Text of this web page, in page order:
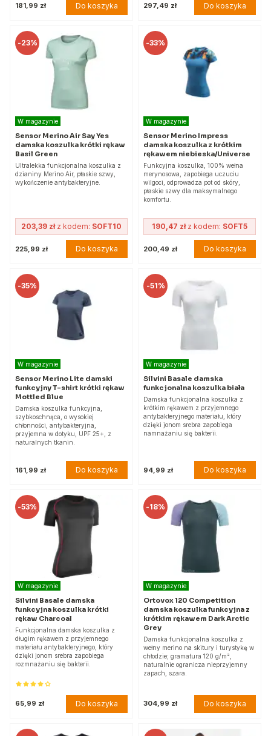
181,99 zł Do koszyka 297,49 zł Do koszyka
-23%
W magazynie
Sensor Merino Air Say Yes
damska koszulka krótki rękaw
Basil Green
Ultralekka funkcjonalna koszulka z
dzianiny Merino Air, płaskie szwy,
wykończenie antybakteryjne.
203,39 złz kodem: SOFT10
225,99 zł Do koszyka
-33%
W magazynie
Sensor Merino Impress
damska koszulka z krótkim
rękawem niebieska/Universe
Funkcyjna koszulka, 100% wełna
merynosowa, zapobiega uczuciu
wilgoci, odprowadza pot od skóry,
płaskie szwy dla maksymalnego
komfortu.
190,47 złz kodem: SOFT5
200,49 zł Do koszyka
-35%
W magazynie
Sensor Merino Lite damski
funkcyjny T-shirt krótki rękaw
Mottled Blue
Damska koszulka funkcyjna,
szybkoschnąca, o wysokiej
chłonności, antybakteryjna,
przyjemna w dotyku, UPF 25+, z
naturalnych tkanin.
161,99 zł Do koszyka
-51%
W magazynie
Silvini Basale damska
funkcjonalna koszulka biała
Damska funkcjonalna koszulka z
krótkim rękawem z przyjemnego
antybakteryjnego materiału, który
dzięki jonom srebra zapobiega
namnażaniu się bakterii.
94,99 zł Do koszyka
-53%
W magazynie
Silvini Basale damska
funkcyjna koszulka krótki
rękaw Charcoal
Funkcjonalna damska koszulka z
długim rękawem z przyjemnego
materiału antybakteryjnego, który
dzięki jonom srebra zapobiega
rozmnażaniu się bakterii.
65,99 zł Do koszyka
-18%
W magazynie
Ortovox 120 Competition
damska koszulka funkcyjna z
krótkim rękawem Dark Arctic
Grey
Damska funkcjonalna koszulka z
wełny merino na skitury i turystykę w
chłodzie; gramatura 120 g/m²,
naturalnie ogranicza nieprzyjemny
zapach, szara.
304,99 zł Do koszyka